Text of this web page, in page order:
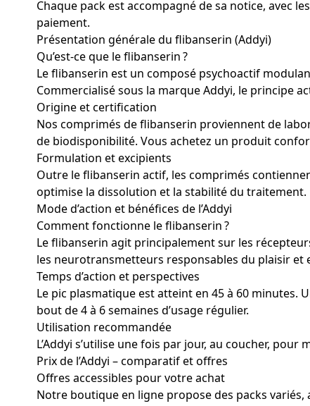
Chaque pack est accompagné de sa notice, avec
paiement.
Présentation générale du flibanserin (Addyi)
Qu’est-ce que le flibanserin ?
Le flibanserin est un composé psychoactif
Commercialisé sous la marque Addyi, le principe
Origine et certification
Nos comprimés de flibanserin proviennent de
de biodisponibilité. Vous achetez un produit
Formulation et excipients
Outre le flibanserin actif, les comprimés
optimise la dissolution et la stabilité du traitement.
Mode d’action et bénéfices de l’Addyi
Comment fonctionne le flibanserin ?
Le flibanserin agit principalement sur les
les neurotransmetteurs responsables du plaisir et
Temps d’action et perspectives
Le pic plasmatique est atteint en 45 à 60 minutes.
bout de 4 à 6 semaines d’usage régulier.
Utilisation recommandée
L’Addyi s’utilise une fois par jour, au coucher,
Prix de l’Addyi – comparatif et offres
Offres accessibles pour votre achat
Notre boutique en ligne propose des packs